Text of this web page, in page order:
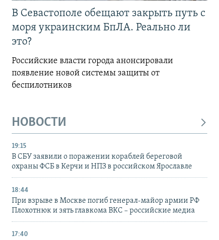
В Севастополе обещают закрыть путь с
моря украинским БпЛА. Реально ли
это?
Российские власти города анонсировали
появление новой системы защиты от
беспилотников
НОВОСТИ
19:15
В СБУ заявили о поражении кораблей береговой
охраны ФСБ в Керчи и НПЗ в российском Ярославле
18:44
При взрыве в Москве погиб генерал-майор армии РФ
Плохотнюк и зять главкома ВКС – российские медиа
17:40